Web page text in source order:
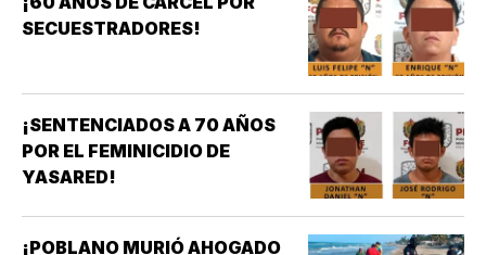
SECUESTRADORES!
¡SENTENCIADOS A 70 AÑOS
POR EL FEMINICIDIO DE
YASARED!
¡POBLANO MURIÓ AHOGADO